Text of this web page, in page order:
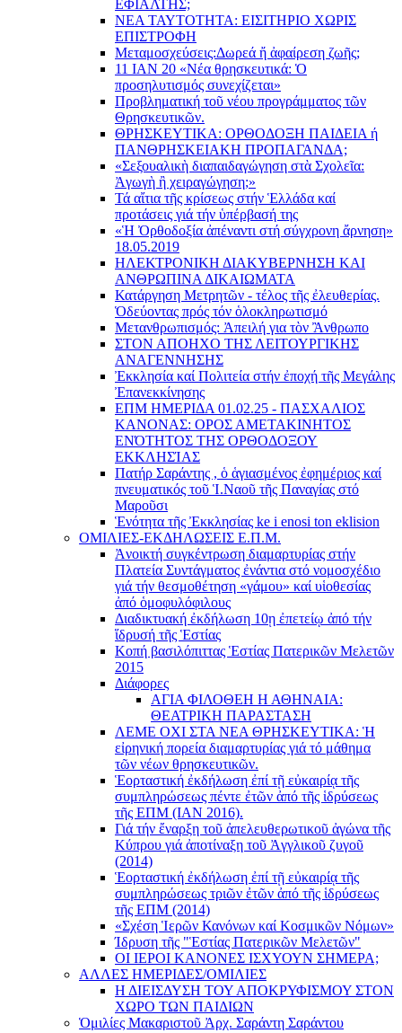
ΕΦΙΑΛΤΗΣ;
ΝΕΑ ΤΑΥΤΟΤΗΤΑ: ΕΙΣΙΤΗΡΙΟ ΧΩΡΙΣ
ΕΠΙΣΤΡΟΦΗ
Μεταμοσχεύσεις:Δωρεά ἤ ἀφαίρεση ζωῆς;
11 ΙΑΝ 20 «Νέα θρησκευτικά: Ὁ
προσηλυτισμός συνεχίζεται»
Προβληματική τοῦ νέου προγράμματος τῶν
Θρησκευτικῶν.
ΘΡΗΣΚΕΥΤΙΚΑ: ΟΡΘΟΔΟΞΗ ΠΑΙΔΕΙΑ ή
ΠΑΝΘΡΗΣΚΕΙΑΚΗ ΠΡΟΠΑΓΑΝΔΑ;
«Σεξουαλικὴ διαπαιδαγώγηση στὰ Σχολεῖα:
Ἀγωγὴ ἢ χειραγώγηση;»
Τά αἴτια τῆς κρίσεως στήν Ἑλλάδα καί
προτάσεις γιά τήν ὑπέρβασή της
«Ἡ Ὀρθοδοξία ἀπέναντι στή σύγχρονη ἄρνηση»
18.05.2019
ΗΛΕΚΤΡΟΝΙΚΗ ΔΙΑΚΥΒΕΡΝΗΣΗ ΚΑΙ
ΑΝΘΡΩΠΙΝΑ ΔΙΚΑΙΩΜΑΤΑ
Κατάργηση Μετρητῶν - τέλος τῆς ἐλευθερίας.
Ὁδεύοντας πρός τόν ὁλοκληρωτισμό
Μετανθρωπισμός: Ἀπειλή για τὸν Ἂνθρωπο
ΣΤΟΝ ΑΠΟΗΧΟ ΤΗΣ ΛΕΙΤΟΥΡΓΙΚΗΣ
ΑΝΑΓΕΝΝΗΣΗΣ
Ἐκκλησία καί Πολιτεία στήν ἐποχή τῆς Μεγάλης
Ἐπανεκκίνησης
ΕΠΜ ΗΜΕΡΙΔΑ 01.02.25 - ΠΑΣΧΑΛΙΟΣ
ΚΑΝΟΝΑΣ: ΟΡΟΣ ΑΜΕΤΑΚΙΝΗΤΟΣ
ΕΝΌΤΗΤΟΣ ΤΗΣ ΟΡΘΟΔΟΞΟΥ
ΕΚΚΛΗΣΊΑΣ
Πατήρ Σαράντης , ὁ ἁγιασμένος ἐφημέριος καί
πνευματικός τοῦ Ἱ.Ναοῦ τῆς Παναγίας στό
Μαροῦσι
Ἑνότητα τῆς Ἐκκλησίας ke i enosi ton eklision
ΟΜΙΛΙΕΣ-ΕΚΔΗΛΩΣΕΙΣ Ε.Π.Μ.
Ἀνοικτή συγκέντρωση διαμαρτυρίας στήν
Πλατεία Συντάγματος ἐνάντια στό νομοσχέδιο
γιά τήν θεσμοθέτηση «γάμου» καί υἱοθεσίας
ἀπό ὁμοφυλόφιλους
Διαδικτυακή ἐκδήλωση 10ῃ ἐπετείῳ ἀπό τήν
ἵδρυσή τῆς Ἑστίας
Κοπή βασιλόπιττας Ἑστίας Πατερικῶν Μελετῶν
2015
Διάφορες
ΑΓΙΑ ΦΙΛΟΘΕΗ Η ΑΘΗΝΑΙΑ:
ΘΕΑΤΡΙΚΗ ΠΑΡΑΣΤΑΣΗ
ΛΕΜΕ ΟΧΙ ΣΤΑ ΝΕΑ ΘΡΗΣΚΕΥΤΙΚΑ: Ἡ
εἰρηνική πορεία διαμαρτυρίας γιά τό μάθημα
τῶν νέων θρησκευτικῶν.
Ἑορταστική ἐκδήλωση ἐπί τῇ εὐκαιρίᾳ τῆς
συμπληρώσεως πέντε ἐτῶν ἀπό τῆς ἱδρύσεως
τῆς ΕΠΜ (ΙΑΝ 2016).
Γιά τήν ἔναρξη τοῦ ἀπελευθερωτικοῦ ἀγώνα τῆς
Κύπρου γιά ἀποτίναξη τοῦ Ἀγγλικοῦ ζυγοῦ
(2014)
Ἑορταστική ἐκδήλωση ἐπί τῇ εὐκαιρίᾳ τῆς
συμπληρώσεως τριῶν ἐτῶν ἀπό τῆς ἱδρύσεως
τῆς ΕΠΜ (2014)
«Σχέση Ἱερῶν Κανόνων καί Κοσμικῶν Νόμων»
Ίδρυση τῆς "Ἑστίας Πατερικῶν Μελετῶν"
ΟΙ ΙΕΡΟΙ ΚΑΝΟΝΕΣ ΙΣΧΥΟΥΝ ΣΗΜΕΡΑ;
ΑΛΛΕΣ ΗΜΕΡΙΔΕΣ/ΟΜΙΛΙΕΣ
Η ΔΙΕΙΣΔΥΣΗ ΤΟΥ ΑΠΟΚΡΥΦΙΣΜΟΥ ΣΤΟΝ
ΧΩΡΟ ΤΩΝ ΠΑΙΔΙΩΝ
Ὁμιλίες Μακαριστοῦ Ἀρχ. Σαράντη Σαράντου